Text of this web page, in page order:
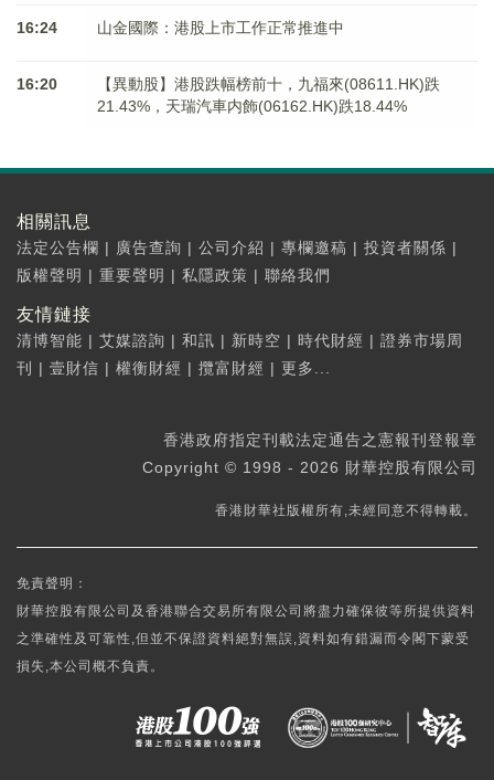
16:24 山金國際：港股上市工作正常推進中
16:20
【異動股】港股跌幅榜前十，九福來(08611.HK)跌
21.43%，天瑞汽車内飾(06162.HK)跌18.44%
相關訊息
法定公告欄 | 廣告查詢 | 公司介紹 | 專欄邀稿 | 投資者關係 |
版權聲明 | 重要聲明 | 私隱政策 | 聯絡我們
友情鏈接
清博智能 | 艾媒諮詢 | 和訊 | 新時空 | 時代財經 | 證券市場周
刊
| 壹財信 | 權衡財經 | 攬富財經 | 更多...
香港政府指定刊載法定通告之憲報刊登報章
Copyright © 1998 - 2026 財華控股有限公司
香港財華社版權所有,未經同意不得轉載。
免責聲明：
財華控股有限公司及香港聯合交易所有限公司將盡力確保彼等所提供資料
之準確性及可靠性,但並不保證資料絕對無誤,資料如有錯漏而令閣下蒙受
損失,本公司概不負責。